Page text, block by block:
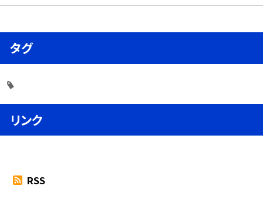
タグ
リンク
RSS